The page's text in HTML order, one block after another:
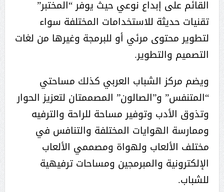
القائم على إبداع نوعي حيث يوفر “المختبر”
تقنيات حديثة للاستخدامات المختلفة سواء
لتطوير محتوى مرئي أو للبرمجة وغيرها من لغات
التصميم والتطوير.
ويضم مركز الشباب العربي كذلك مساحتي
“المتنفس” و”الصالون” المصممتان لتعزيز الحوار
وتذوق الأدب وتوفير مساحة للراحة والترفيه
وممارسة الهوايات المختلفة والتنافس في
مختلف الألعاب ولهواة ومصممي الألعاب
الإلكترونية والمبرمجين ومساحات ترفيهية
للشباب.